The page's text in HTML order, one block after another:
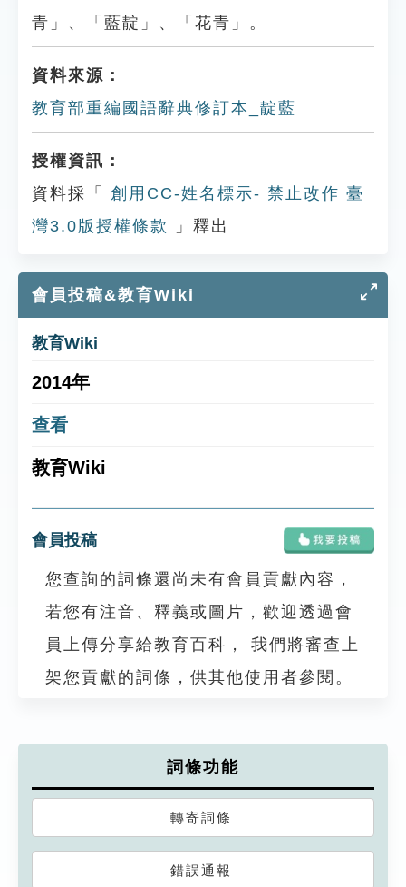
青」、「藍靛」、「花青」。
資料來源：
教育部重編國語辭典修訂本_靛藍
授權資訊：
資料採「
創用CC-姓名標示- 禁止改作 臺
灣3.0版授權條款
」釋出
會員投稿&教育Wiki
教育Wiki
2014年
查看
教育Wiki
會員投稿
您查詢的詞條還尚未有會員貢獻內容，
若您有注音、釋義或圖片，歡迎透過會
員上傳分享給教育百科， 我們將審查上
架您貢獻的詞條，供其他使用者參閱。
詞條功能
轉寄詞條
錯誤通報